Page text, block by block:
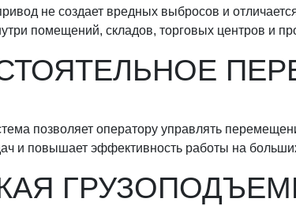
не создает вредных выбросов и
помещений, складов, торговых центров и
позволяет оператору управлять
и повышает эффективность работы на